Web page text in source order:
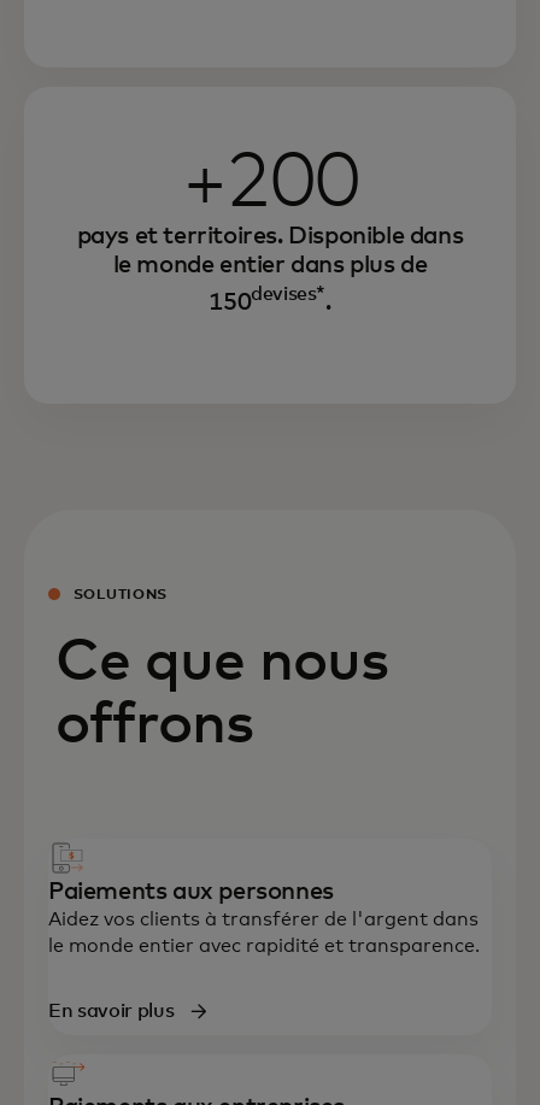
+200
pays et territoires. Disponible dans
le monde entier dans plus de
150devises*.
SOLUTIONS
Ce que nous
offrons
Paiements aux personnes
Aidez vos clients à transférer de l'argent dans
le monde entier avec rapidité et transparence.
En savoir plus